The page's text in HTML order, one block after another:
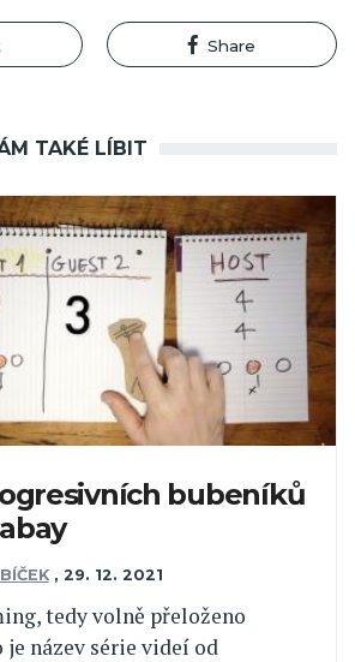
Share
TAKÉ LÍBIT
bubeníků
, 29. 12. 2021
tedy volně přeloženo
je název série videí od